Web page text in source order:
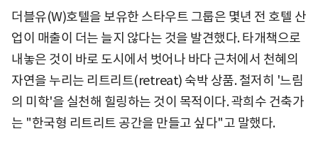
더블유(W)호텔을 보유한 스타우트 그룹은 몇년 전 호텔 산
업이 매출이 더는 늘지 않다는 것을 발견했다. 타개책으로
내놓은 것이 바로 도시에서 벗어나 바다 근처에서 천혜의
자연을 누리는 리트리트(retreat) 숙박 상품. 철저히 '느림
의 미학'을 실천해 힐링하는 것이 목적이다. 곽희수 건축가
는 "한국형 리트리트 공간을 만들고 싶다"고 말했다.